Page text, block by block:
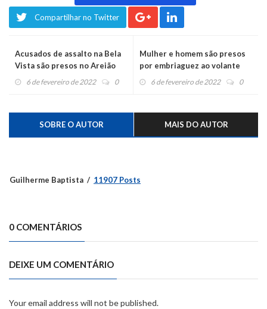
Compartilhar no Twitter
Acusados de assalto na Bela
Vista são presos no Areião
com pistola e carro furtado
6 de fevereiro de 2022 0
Mulher e homem são presos
por embriaguez ao volante
6 de fevereiro de 2022 0
SOBRE O AUTOR MAIS DO AUTOR
Guilherme Baptista 11907 Posts
0 COMENTÁRIOS
DEIXE UM COMENTÁRIO
Your email address will not be published.